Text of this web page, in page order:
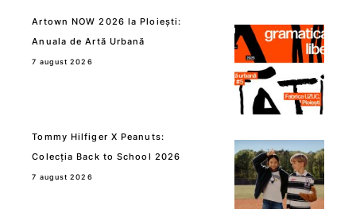
Artown NOW 2026 la Ploiești:
Anuala de Artă Urbană
7 august 2026
Tommy Hilfiger X Peanuts:
Colecția Back to School 2026
7 august 2026